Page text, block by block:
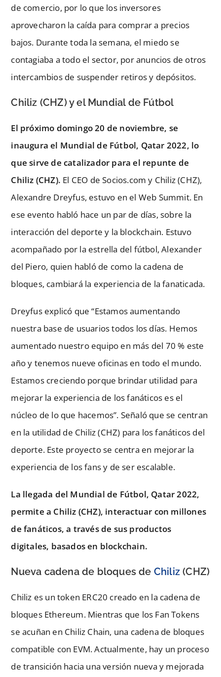
de comercio, por lo que los inversores
aprovecharon la caída para comprar a precios
bajos. Durante toda la semana, el miedo se
contagiaba a todo el sector, por anuncios de otros
intercambios de suspender retiros y depósitos.
Chiliz (CHZ) y el Mundial de Fútbol
El próximo domingo 20 de noviembre, se
inaugura el Mundial de Fútbol, Qatar 2022, lo
que sirve de catalizador para el repunte de
Chiliz (CHZ). El CEO de Socios.com y Chiliz (CHZ),
Alexandre Dreyfus, estuvo en el Web Summit. En
ese evento habló hace un par de días, sobre la
interacción del deporte y la blockchain. Estuvo
acompañado por la estrella del fútbol, Alexander
del Piero, quien habló de como la cadena de
bloques, cambiará la experiencia de la fanaticada.
Dreyfus explicó que “Estamos aumentando
nuestra base de usuarios todos los días. Hemos
aumentado nuestro equipo en más del 70 % este
año y tenemos nueve oficinas en todo el mundo.
Estamos creciendo porque brindar utilidad para
mejorar la experiencia de los fanáticos es el
núcleo de lo que hacemos”. Señaló que se centran
en la utilidad de Chiliz (CHZ) para los fanáticos del
deporte. Este proyecto se centra en mejorar la
experiencia de los fans y de ser escalable.
La llegada del Mundial de Fútbol, Qatar 2022,
permite a Chiliz (CHZ), interactuar con millones
de fanáticos, a través de sus productos
digitales, basados en blockchain.
Nueva cadena de bloques de Chiliz (CHZ)
Chiliz es un token ERC20 creado en la cadena de
bloques Ethereum. Mientras que los Fan Tokens
se acuñan en Chiliz Chain, una cadena de bloques
compatible con EVM. Actualmente, hay un proceso
de transición hacia una versión nueva y mejorada